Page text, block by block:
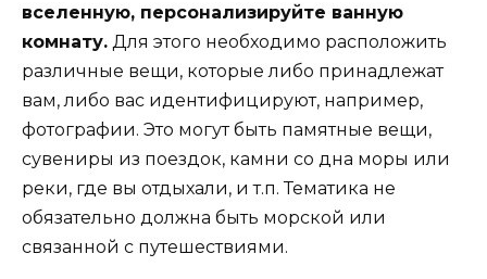
вселенную, персонализируйте ванную
комнату. Для этого необходимо расположить
различные вещи, которые либо принадлежат
вам, либо вас идентифицируют, например,
фотографии. Это могут быть памятные вещи,
сувениры из поездок, камни со дна моры или
реки, где вы отдыхали, и т.п. Тематика не
обязательно должна быть морской или
связанной с путешествиями.